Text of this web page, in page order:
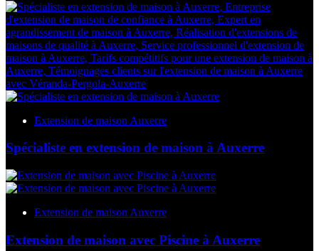
Extension de maison Auxerre
Spécialiste en extension de maison à Auxerre
Extension de maison Auxerre
Extension de maison avec Piscine à Auxerre